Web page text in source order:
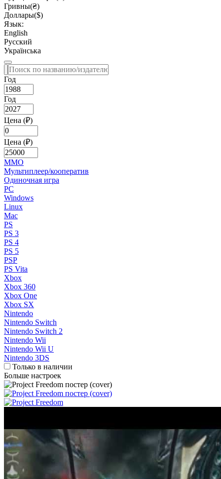
Гривны(₴)
Доллары($)
Язык:
English
Русский
Українська
Год
Год
Цена (₽)
Цена (₽)
MMO
Мультиплеер/кооператив
Одиночная игра
PC
Windows
Linux
Mac
PS
PS 3
PS 4
PS 5
PSP
PS Vita
Xbox
Xbox 360
Xbox One
Xbox SX
Nintendo
Nintendo Switch
Nintendo Switch 2
Nintendo Wii
Nintendo Wii U
Nintendo 3DS
Только в наличии
Больше настроек